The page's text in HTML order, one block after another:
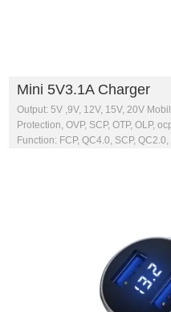
Mini 5V3.1A Charger
Output: 5V ,9V, 12V, 15V, 20V
Protection, OVP, SCP, OTP, OLP,
Function: FCP, QC4.0, SCP,